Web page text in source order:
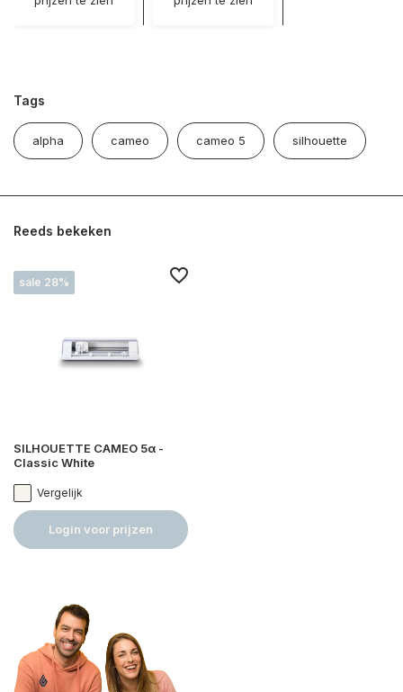
Tags
alpha cameo cameo 5 silhouette
Reeds bekeken
sale 28%
SILHOUETTE CAMEO 5α -
Classic White
Vergelijk
Login voor prijzen